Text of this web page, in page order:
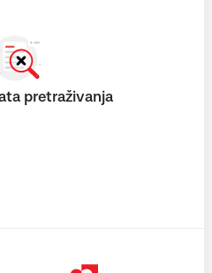
pretraživanja